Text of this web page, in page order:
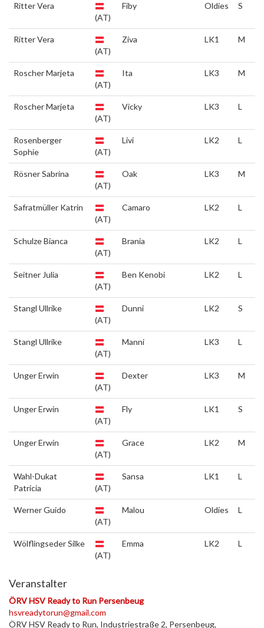
Ritter Vera
(AT)
Fiby Oldies S
Ritter Vera
(AT)
Ziva LK1 M
Roscher Marjeta
(AT)
Ita LK3 M
Roscher Marjeta
(AT)
Vicky LK3 L
Rosenberger
Sophie
(AT)
Livi LK2 L
Rösner Sabrina
(AT)
Oak LK3 M
Safratmüller Katrin
(AT)
Camaro LK2 L
Schulze Bianca
(AT)
Brania LK2 L
Seitner Julia
(AT)
Ben Kenobi LK2 L
Stangl Ullrike
(AT)
Dunni LK2 S
Stangl Ullrike
(AT)
Manni LK3 L
Unger Erwin
(AT)
Dexter LK3 M
Unger Erwin
(AT)
Fly LK1 S
Unger Erwin
(AT)
Grace LK2 M
Wahl-Dukat
Patricia
(AT)
Sansa LK1 L
Werner Guido
(AT)
Malou Oldies L
Wölflingseder Silke
(AT)
Emma LK2 L
Veranstalter
ÖRV HSV Ready to Run Persenbeug
hsvreadytorun@gmail.com
ÖRV HSV Ready to Run, Industriestraße 2, Persenbeug,